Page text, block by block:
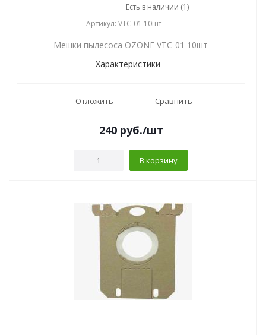
Есть в наличии (1)
Артикул: VTC-01 10шт
Мешки пылесоса OZONE VTC-01 10шт
Характеристики
Отложить Сравнить
240руб./шт
В корзину